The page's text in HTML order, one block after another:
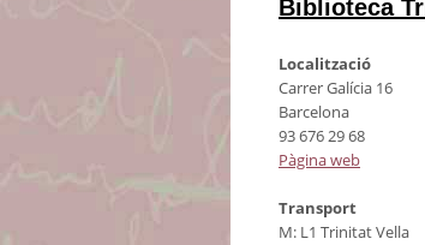
Biblioteca
Localització
Carrer Galícia 16
Barcelona
93 676 29 68
Pàgina web
Transport
M: L1 Trinitat Vella